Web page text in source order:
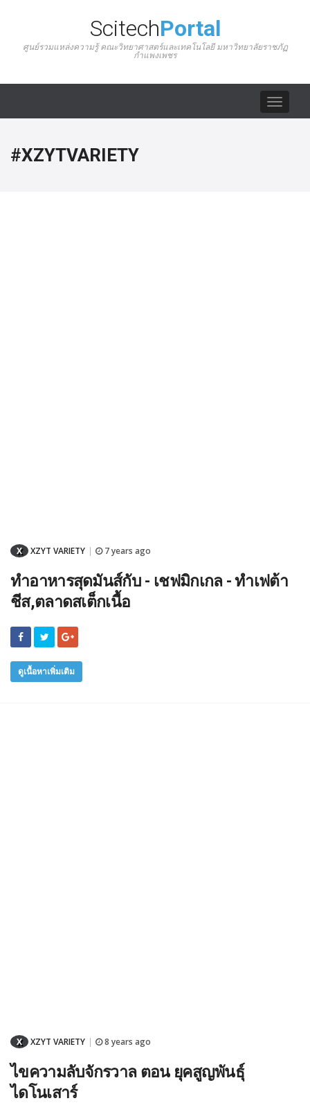
ScitechPortal
ศูนย์รวมแหล่งความรู้ คณะวิทยาศาสตร์และเทคโนโลยี มหาวิทยาลัยราชภัฏ
กำแพงเพชร
Toggle
#XZYTVARIETY
X XZYT VARIETY 7 years ago
ทำอาหารสุดมันส์กับ - เชฟมิกเกล - ทำเฟต้า
ชีส,ตลาดสเต็กเนื้อ
ดูเนื้อหาเพิ่มเติม
X XZYT VARIETY 8 years ago
ไขความลับจักรวาล ตอน ยุคสูญพันธุ์
ไดโนเสาร์